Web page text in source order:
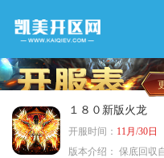
１８０新版火龙
开服时间： 11月/30日
版本介绍： 保底回収